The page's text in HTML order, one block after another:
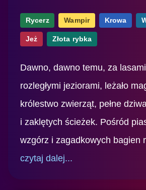
Rycerz Wampir Krowa
Jeż Złota rybka
Dawno, dawno temu, za
rozległymi jeziorami, leżało
królestwo zwierząt, pełne
i zaklętych ścieżek. Pośród
wzgórz i zagadkowych bagien
czytaj dalej...